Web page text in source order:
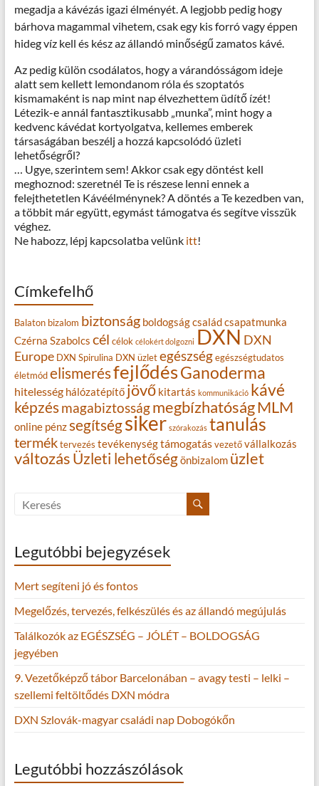
megadja a kávézás igazi élményét. A legjobb pedig hogy
bárhova magammal vihetem, csak egy kis forró vagy éppen
hideg víz kell és kész az állandó minőségű zamatos kávé.
Az pedig külön csodálatos, hogy a várandósságom ideje
alatt sem kellett lemondanom róla és szoptatós
kismamaként is nap mint nap élvezhettem üdítő ízét!
Létezik-e annál fantasztikusabb „munka”, mint hogy a
kedvenc kávédat kortyolgatva, kellemes emberek
társaságában beszélj a hozzá kapcsolódó üzleti
lehetőségről?
… Ugye, szerintem sem! Akkor csak egy döntést kell
meghoznod: szeretnél Te is részese lenni ennek a
felejthetetlen Kávéélménynek? A döntés a Te kezedben van,
a többit már együtt, egymást támogatva és segítve visszük
véghez.
Ne habozz, lépj kapcsolatba velünk itt!
Címkefelhő
Balaton bizalom biztonság boldogságcsaládcsapatmunka
Czérna Szabolcs cél célok célokért dolgozni DXNDXN
Europe DXN Spirulina DXN üzlet egészség egészségtudatos
életmód elismerésfejlődésGanoderma
hitelesség hálózatépítő jövő kitartás kommunikáció kávé
képzésmagabiztosságmegbízhatóságMLM
online pénzsegítségsiker szórakozás tanulás
termék tervezés tevékenységtámogatás vezető vállalkozás
változás Üzleti lehetőségönbizalom üzlet
Legutóbbi bejegyzések
Mert segíteni jó és fontos
Megelőzés, tervezés, felkészülés és az állandó megújulás
Találkozók az EGÉSZSÉG – JÓLÉT – BOLDOGSÁG
jegyében
9. Vezetőképző tábor Barcelonában – avagy testi – lelki –
szellemi feltöltődés DXN módra
DXN Szlovák-magyar családi nap Dobogókőn
Legutóbbi hozzászólások